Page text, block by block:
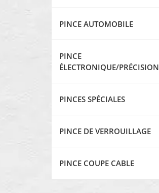
PINCE AUTOMOBILE
PINCE
ÉLECTRONIQUE/PRÉCISION
PINCES SPÉCIALES
PINCE DE VERROUILLAGE
PINCE COUPE CABLE